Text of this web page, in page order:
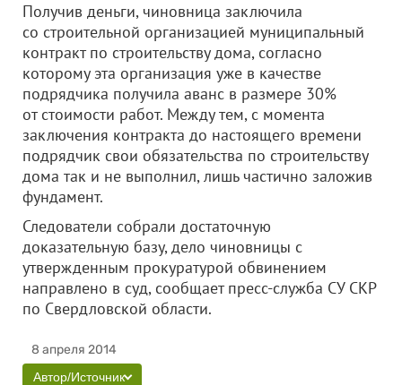
Получив деньги, чиновница заключила
со строительной организацией муниципальный
контракт по строительству дома, согласно
которому эта организация уже в качестве
подрядчика получила аванс в размере 30%
от стоимости работ. Между тем, с момента
заключения контракта до настоящего времени
подрядчик свои обязательства по строительству
дома так и не выполнил, лишь частично заложив
фундамент.
Следователи собрали достаточную
доказательную базу, дело чиновницы с
утвержденным прокуратурой обвинением
направлено в суд, сообщает пресс-служба СУ СКР
по Свердловской области.
8 апреля 2014
Автор/Источник